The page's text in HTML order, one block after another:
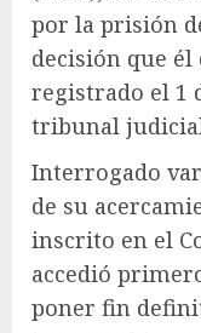
por la prisión
decisión que él
registrado el 1
tribunal
Interrogado
de su
inscrito en el
accedió
poner fin